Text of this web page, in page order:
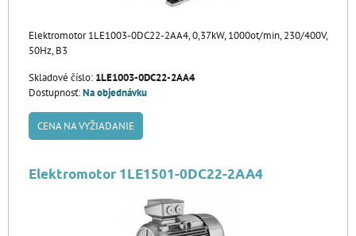
Elektromotor 1LE1003-0DC22-2AA4, 0,37kW, 1000ot/min, 230/400V,
50Hz, B3
Skladové číslo: 1LE1003-0DC22-2AA4
Dostupnosť:Na objednávku
CENA NA VYŽIADANIE
Elektromotor 1LE1501-0DC22-2AA4